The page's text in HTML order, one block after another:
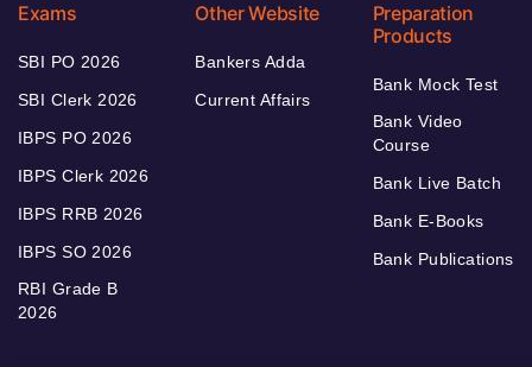
Exams
SBI PO 2026
SBI Clerk 2026
IBPS PO 2026
IBPS Clerk 2026
IBPS RRB 2026
IBPS SO 2026
RBI Grade B
2026
Other Website
Bankers Adda
Current Affairs
Preparation
Products
Bank Mock Test
Bank Video
Course
Bank Live Batch
Bank E-Books
Bank Publications